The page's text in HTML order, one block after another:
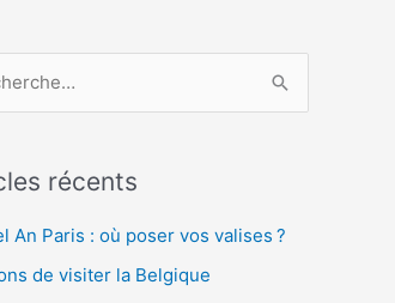
récents
An Paris : où poser vos valises ?
de visiter la Belgique